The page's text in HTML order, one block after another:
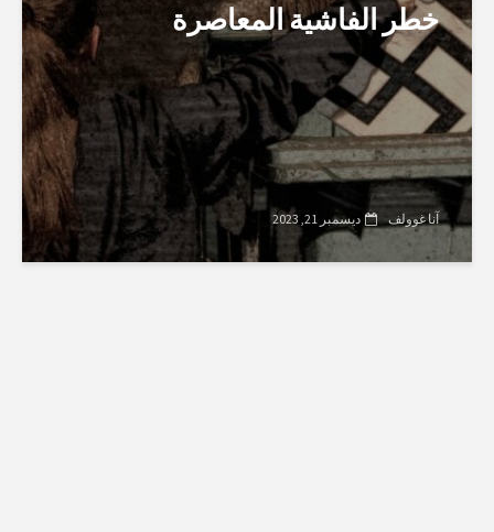
خطر الفاشية المعاصرة
آنا غوولف ديسمبر 21, 2023